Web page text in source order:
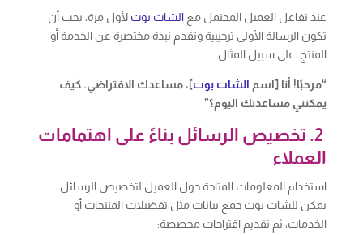
عند تفاعل العميل المحتمل مع الشات بوت لأول مرة، يجب أن
تكون الرسالة الأولى ترحيبية وتقدم نبذة مختصرة عن الخدمة أو
المنتج. على سبيل المثال
“مرحبًا! أنا [اسم الشات بوت]، مساعدك الافتراضي. كيف
يمكنني مساعدتك اليوم؟”
2. تخصيص الرسائل بناءً على اهتمامات
العملاء
استخدام المعلومات المتاحة حول العميل لتخصيص الرسائل.
يمكن للشات بوت جمع بيانات مثل تفضيلات المنتجات أو
الخدمات، ثم تقديم اقتراحات مخصصة: